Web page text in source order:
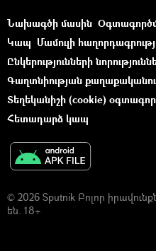
Նախագծի մասին
Կապ Մամուլի
Ընկերությունների
Գաղտնիության
Տեղեկանիշի (cookie)
Հետադարձ կապ
© 2026 Sputnik Բոլոր
են. 18+